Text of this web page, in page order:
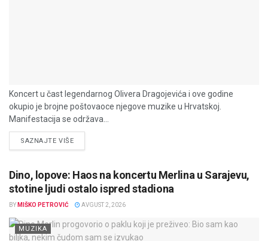
Koncert u čast legendarnog Olivera Dragojevića i ove godine
okupio je brojne poštovaoce njegove muzike u Hrvatskoj.
Manifestacija se održava...
SAZNAJTE VIŠEDETAILS
Dino, lopove: Haos na koncertu Merlina u Sarajevu,
stotine ljudi ostalo ispred stadiona
BY MIŠKO PETROVIĆ AVGUST 2, 2026
MUZIKA